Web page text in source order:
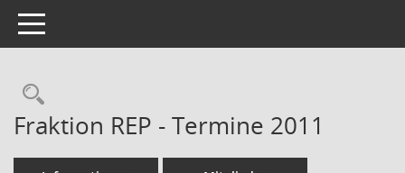
Toggle navigation
Rechercheauswahl
Fraktion REP - Termine 2011